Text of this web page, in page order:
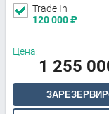
Trade In
120 000₽
Цена:
1 255